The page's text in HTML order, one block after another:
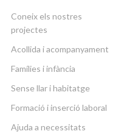
Coneix els nostres
projectes
Acollida i acompanyament
Famílies i infància
Sense llar i habitatge
Formació i inserció laboral
Ajuda a necessitats